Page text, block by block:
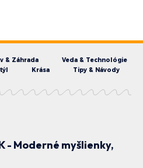
& Záhrada
Veda & Technológie
Krása Tipy & Návody
- Moderné myšlienky,